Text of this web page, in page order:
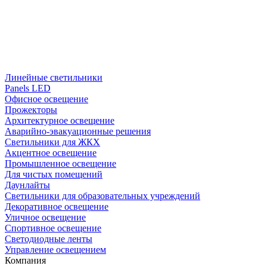
Линейные светильники
Panels LED
Офисное освещение
Прожекторы
Архитектурное освещение
Аварийно-эвакуационные решения
Светильники для ЖКХ
Акцентное освещение
Промышленное освещение
Для чистых помещений
Даунлайты
Светильники для образовательных учреждений
Декоративное освещение
Уличное освещение
Спортивное освещение
Светодиодные ленты
Управление освещением
Компания